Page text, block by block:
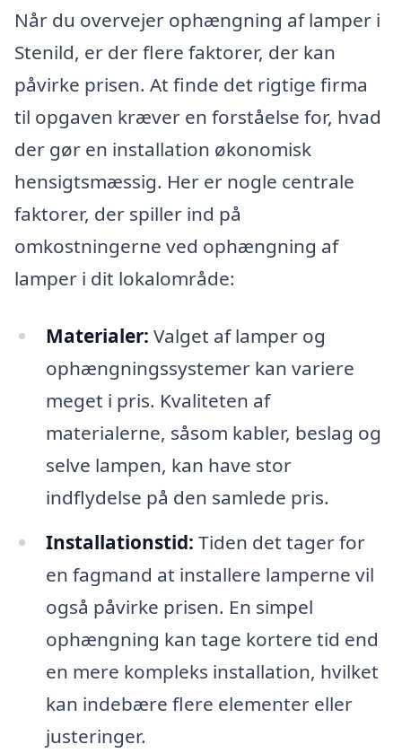
Når du overvejer ophængning af lamper i
Stenild, er der flere faktorer, der kan
påvirke prisen. At finde det rigtige firma
til opgaven kræver en forståelse for, hvad
der gør en installation økonomisk
hensigtsmæssig. Her er nogle centrale
faktorer, der spiller ind på
omkostningerne ved ophængning af
lamper i dit lokalområde:
Materialer: Valget af lamper og
ophængningssystemer kan variere
meget i pris. Kvaliteten af
materialerne, såsom kabler, beslag og
selve lampen, kan have stor
indflydelse på den samlede pris.
Installationstid: Tiden det tager for
en fagmand at installere lamperne vil
også påvirke prisen. En simpel
ophængning kan tage kortere tid end
en mere kompleks installation, hvilket
kan indebære flere elementer eller
justeringer.